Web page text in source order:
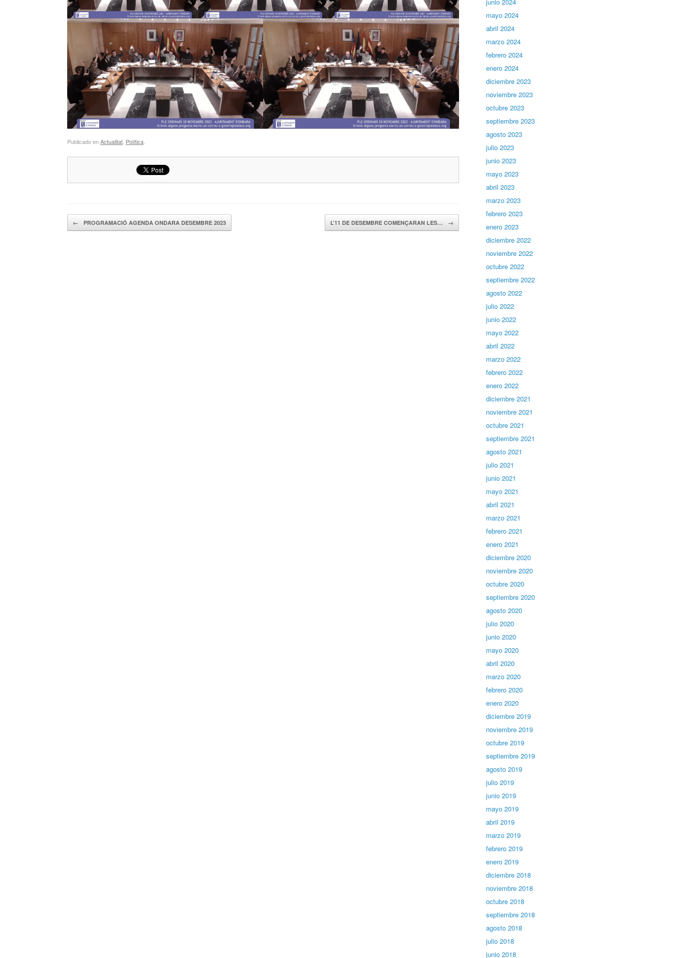
Publicado enActualitat, Política.
Navegador de artículos
← PROGRAMACIÓ AGENDA ONDARA DESEMBRE 2023 L’11 DE DESEMBRE COMENÇARAN LES… →
mayo 2024
abril 2024
marzo 2024
febrero 2024
enero 2024
diciembre 2023
noviembre 2023
octubre 2023
septiembre 2023
agosto 2023
julio 2023
junio 2023
mayo 2023
abril 2023
marzo 2023
febrero 2023
enero 2023
diciembre 2022
noviembre 2022
octubre 2022
septiembre 2022
agosto 2022
julio 2022
junio 2022
mayo 2022
abril 2022
marzo 2022
febrero 2022
enero 2022
diciembre 2021
noviembre 2021
octubre 2021
septiembre 2021
agosto 2021
julio 2021
junio 2021
mayo 2021
abril 2021
marzo 2021
febrero 2021
enero 2021
diciembre 2020
noviembre 2020
octubre 2020
septiembre 2020
agosto 2020
julio 2020
junio 2020
mayo 2020
abril 2020
marzo 2020
febrero 2020
enero 2020
diciembre 2019
noviembre 2019
octubre 2019
septiembre 2019
agosto 2019
julio 2019
junio 2019
mayo 2019
abril 2019
marzo 2019
febrero 2019
enero 2019
diciembre 2018
noviembre 2018
octubre 2018
septiembre 2018
agosto 2018
julio 2018
junio 2018